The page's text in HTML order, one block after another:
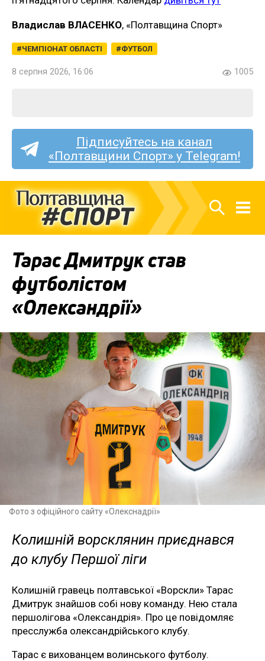
Владислав ВЛАСЕНКО, «Полтавщина Спорт»
ЧЕМПІОНАТ ОБЛАСТІ ФУТБОЛ
8 серпня 2026, 16:06 1005
Підписуйтесь на канал
«Полтавщини Спорт» у Telegram!
Тарас Дмитрук став
футболістом
«Олександрії»
Фото з офіційного сайту «Олекснадрії»
Колишній ворсклянин приєднався
до клубу Першої ліги
Колишній гравець полтавської «Ворскли» Тарас
Дмитрук знайшов собі нову команду. Нею стала
першолігова «Олександрія». Про це повідомляє
пресслужба олександрійського клубу.
Тарас є вихованцем волинського футболу.